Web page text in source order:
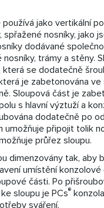
jako vertikální
spřažené nosníky, jako
dodávané
trámy a stěny.
která se dodatečně
je zabetonována ve
Sloupová část je
s hlavní výztuží a
dodatečně po
umožňuje připojit tolik
průřez sloupu.
dimenzovány tak, aby
umístění konzolové
části. Po
sloupu je PCs®
sváření.